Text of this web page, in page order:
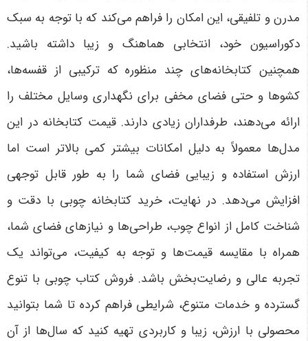
مدرن و تلفیقی، این امکان را فراهم می‌کند که با توجه به سبک
دکوراسیون خود، انتخابی هماهنگ و زیبا داشته باشید.
همچنین کتابخانه‌های چند منظوره که ترکیبی از قفسه‌ها،
کشوها و حتی فضای مخفی برای نگهداری وسایل مختلف را
ارائه می‌دهند، طرفداران زیادی دارند. قیمت کتابخانه در این
مدل‌ها معمولاً به دلیل امکانات بیشتر کمی بالاتر است اما
ارزش استفاده و زیبایی فضای شما را به طور قابل توجهی
افزایش می‌دهد. در نهایت، خرید کتابخانه چوبی با دقت و
شناخت کامل از انواع چوب، طراحی‌ها و نیازهای فضای شما،
همراه با مقایسه قیمت‌ها و توجه به کیفیت، می‌تواند یک
تجربه عالی و رضایت‌بخش باشد. فروش کتاب چوبی با تنوع
گسترده و خدمات متنوع، شرایطی فراهم کرده تا شما بتوانید
محصولی با ارزش، زیبا و کاربردی تهیه کنید که سال‌ها از آن